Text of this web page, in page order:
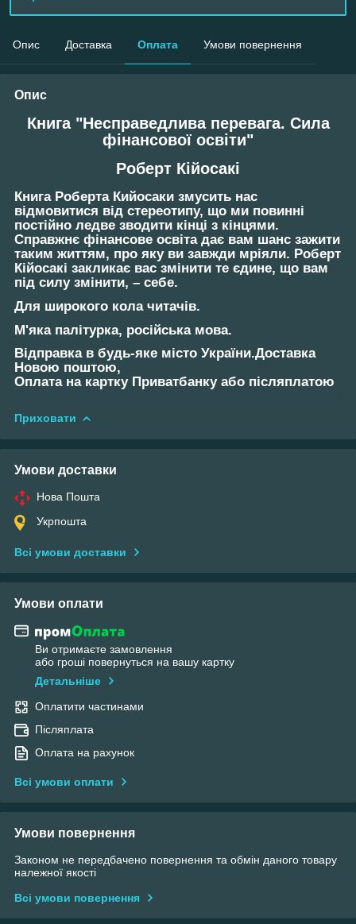
Опис Доставка Оплата Умови повернення
Опис
Книга "Несправедлива перевага. Сила
фінансової освіти"
Роберт Кійосакі
Книга Роберта Кийосаки змусить нас
відмовитися від стереотипу, що ми повинні
постійно ледве зводити кінці з кінцями.
Справжнє фінансове освіта дає вам шанс зажити
таким життям, про яку ви завжди мріяли. Роберт
Кійосакі закликає вас змінити те єдине, що вам
під силу змінити, – себе.
Для широкого кола читачів.
М'яка палітурка, російська мова.
Відправка в будь-яке місто України.Доставка
Новою поштою,
Оплата на картку Приватбанку або післяплатою
Приховати
Умови доставки
Нова Пошта
Укрпошта
Всі умови доставки
Умови оплати
Ви отримаєте замовлення
або гроші повернуться на вашу картку
Детальніше
Оплатити частинами
Післяплата
Оплата на рахунок
Всі умови оплати
Умови повернення
Законом не передбачено повернення та обмін даного товару
належної якості
Всі умови повернення